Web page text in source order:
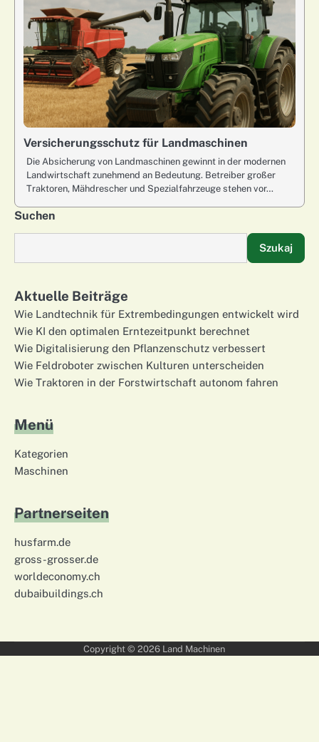
Versicherungsschutz für Landmaschinen
Die Absicherung von Landmaschinen gewinnt in der modernen
Landwirtschaft zunehmend an Bedeutung. Betreiber großer
Traktoren, Mähdrescher und Spezialfahrzeuge stehen vor…
Suchen
Szukaj
Aktuelle Beiträge
Wie Landtechnik für Extrembedingungen entwickelt wird
Wie KI den optimalen Erntezeitpunkt berechnet
Wie Digitalisierung den Pflanzenschutz verbessert
Wie Feldroboter zwischen Kulturen unterscheiden
Wie Traktoren in der Forstwirtschaft autonom fahren
Menü
Kategorien
Maschinen
Partnerseiten
husfarm.de
gross-grosser.de
worldeconomy.ch
dubaibuildings.ch
Copyright © 2026 Land Machinen